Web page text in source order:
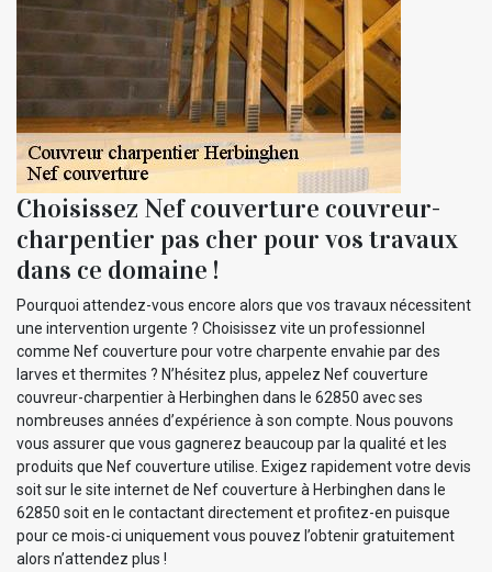
Choisissez Nef couverture couvreur-
charpentier pas cher pour vos travaux
dans ce domaine !
Pourquoi attendez-vous encore alors que vos travaux nécessitent
une intervention urgente ? Choisissez vite un professionnel
comme Nef couverture pour votre charpente envahie par des
larves et thermites ? N’hésitez plus, appelez Nef couverture
couvreur-charpentier à Herbinghen dans le 62850 avec ses
nombreuses années d’expérience à son compte. Nous pouvons
vous assurer que vous gagnerez beaucoup par la qualité et les
produits que Nef couverture utilise. Exigez rapidement votre devis
soit sur le site internet de Nef couverture à Herbinghen dans le
62850 soit en le contactant directement et profitez-en puisque
pour ce mois-ci uniquement vous pouvez l’obtenir gratuitement
alors n’attendez plus !